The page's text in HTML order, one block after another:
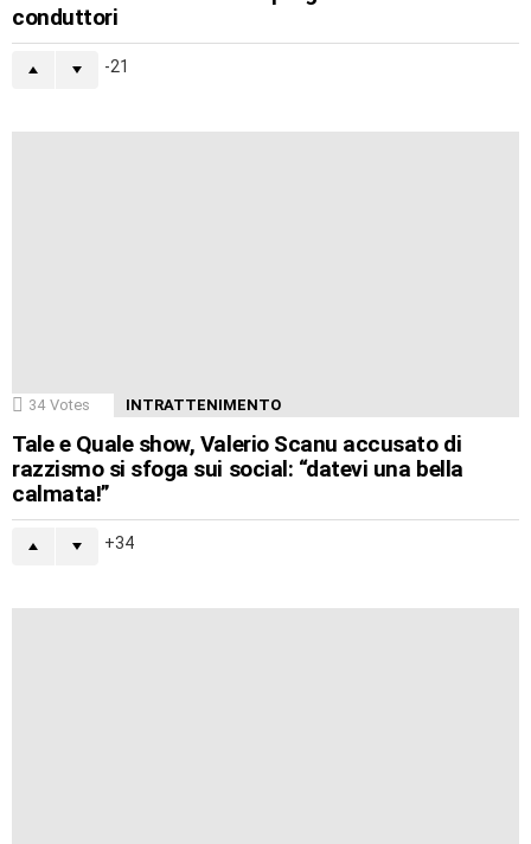
conduttori
-21
34 Votes INTRATTENIMENTO
Tale e Quale show, Valerio Scanu accusato di
razzismo si sfoga sui social: “datevi una bella
calmata!”
34